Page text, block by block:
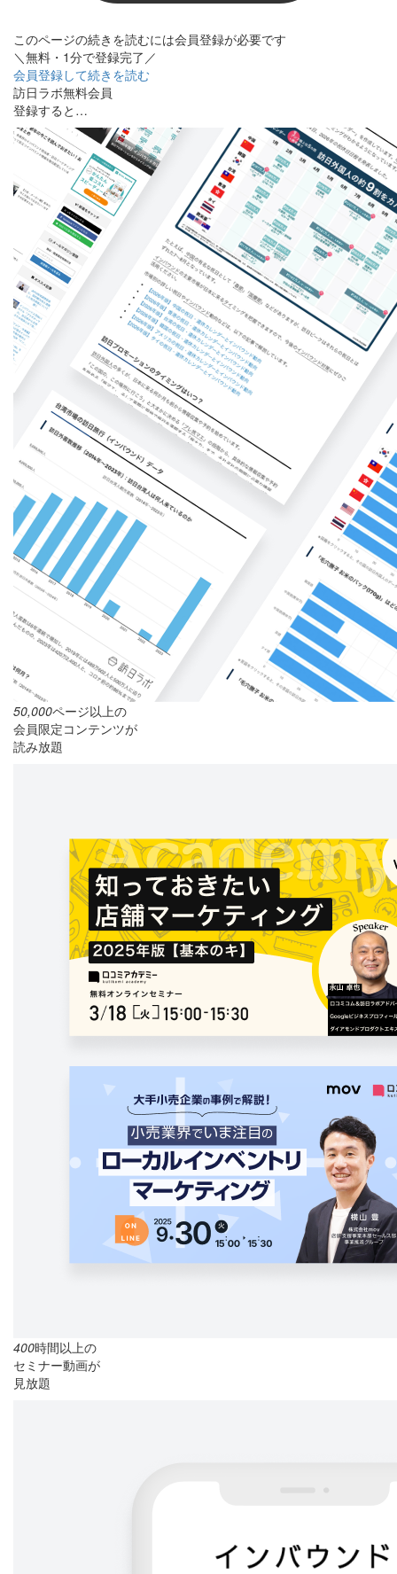
このページの続きを読むには会員登録が必要です
＼無料・1分で登録完了／
会員登録して続きを読む
訪日ラボ無料会員
登録すると…
50,000ページ以上の
会員限定コンテンツが
読み放題
400時間以上の
セミナー動画が
見放題